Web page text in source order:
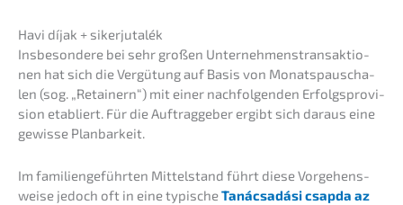
Havi díjak + sikerjutalék
Insbe­son­de­re bei sehr großen Unter­neh­mens­trans­ak­tio­
nen hat sich die Vergü­tung auf Basis von Monats­pau­scha­
len (sog. „Retai­nern“) mit einer nachfol­gen­den Erfolgs­pro­vi­
si­on etabliert. Für die Auftrag­ge­ber ergibt sich daraus eine
gewis­se Planbarkeit.
Im famili­en­ge­führ­ten Mittel­stand führt diese Vorge­hens­
wei­se jedoch oft in eine typischeTanác­sa­dá­si csapda az